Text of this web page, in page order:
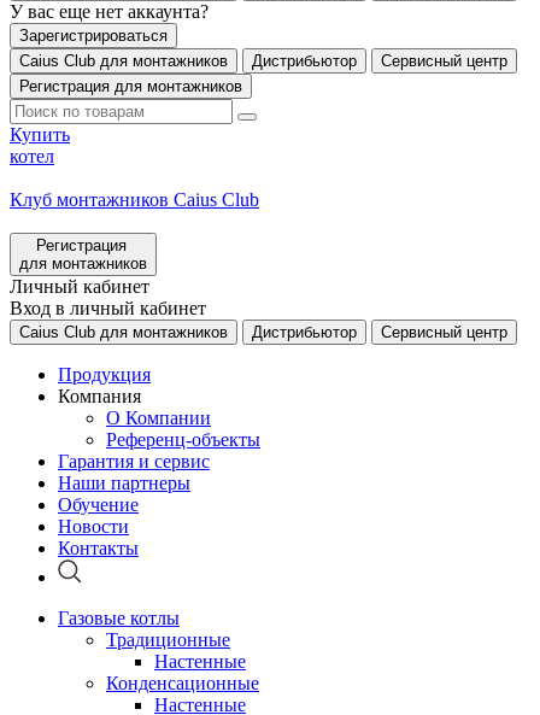
У вас еще нет аккаунта?
Зарегистрироваться
Caius Club для монтажников
Дистрибьютор
Сервисный центр
Регистрация для монтажников
Купить
котел
Клуб монтажников Caius Club
Регистрация
для монтажников
Личный кабинет
Вход в личный кабинет
Caius Club для монтажников Дистрибьютор Сервисный центр
Продукция
Компания
О Компании
Референц-объекты
Гарантия и сервис
Наши партнеры
Обучение
Новости
Контакты
Газовые котлы
Традиционные
Настенные
Конденсационные
Настенные